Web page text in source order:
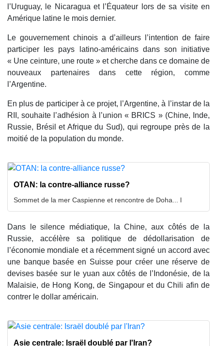
l’Uruguay, le Nicaragua et l’Équateur lors de sa visite en
Amérique latine le mois dernier.
Le gouvernement chinois a d’ailleurs l’intention de faire
participer les pays latino-américains dans son initiative
« Une ceinture, une route » et cherche dans ce domaine de
nouveaux partenaires dans cette région, comme
l’Argentine.
En plus de participer à ce projet, l’Argentine, à l’instar de la
RII, souhaite l’adhésion à l’union « BRICS » (Chine, Inde,
Russie, Brésil et Afrique du Sud), qui regroupe près de la
moitié de la population du monde.
OTAN: la contre-alliance russe?
Sommet de la mer Caspienne et rencontre de Doha... l
Dans le silence médiatique, la Chine, aux côtés de la
Russie, accélère sa politique de dédollarisation de
l’économie mondiale et a récemment signé un accord avec
une banque basée en Suisse pour créer une réserve de
devises basée sur le yuan aux côtés de l’Indonésie, de la
Malaisie, de Hong Kong, de Singapour et du Chili afin de
contrer le dollar américain.
Asie centrale: Israël doublé par l'Iran?